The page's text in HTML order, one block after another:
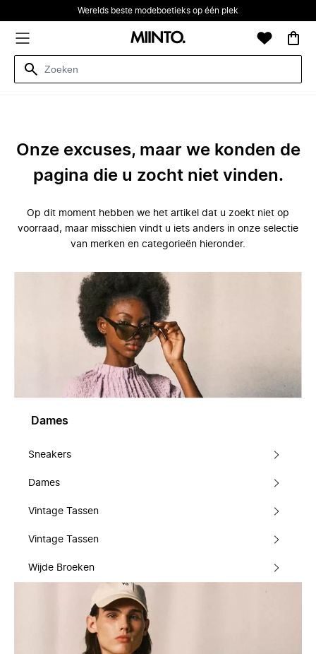
Werelds beste modeboetieks op één plek
Onze excuses, maar we konden de
pagina die u zocht niet vinden.
Op dit moment hebben we het artikel dat u zoekt niet op
voorraad, maar misschien vindt u iets anders in onze selectie
van merken en categorieën hieronder.
Dames
Sneakers
Dames
Vintage Tassen
Vintage Tassen
Wijde Broeken